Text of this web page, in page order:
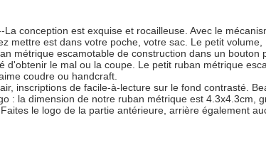
La conception est exquise et rocailleuse. Avec le
mettre est dans votre poche, votre sac. Le petit
métrique escamotable de construction dans un
d'obtenir le mal ou la coupe. Le petit ruban métrique
coudre ou handcraft.
inscriptions de facile-à-lecture sur le fond contrasté.
: la dimension de notre ruban métrique est
le logo de la partie antérieure, arrière également